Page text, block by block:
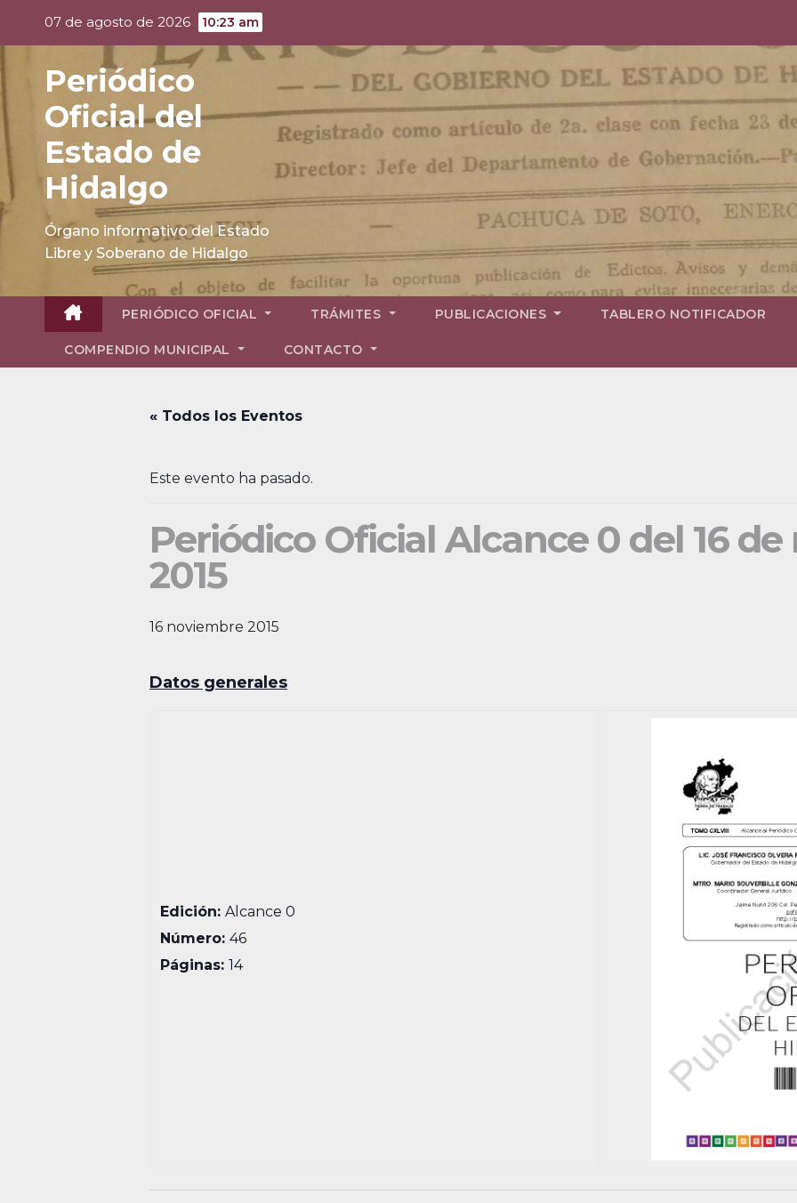
07 de agosto de 2026 10:23 am
Periódico
Oficial del
Estado de
Hidalgo
Órgano informativo del Estado
Libre y Soberano de Hidalgo
PERIÓDICO OFICIAL TRÁMITES PUBLICACIONES TABLERO NOTIFICADOR
COMPENDIO MUNICIPAL CONTACTO
« Todos los Eventos
Este evento ha pasado.
Periódico Oficial Alcance 0 del 16
2015
16 noviembre 2015
Datos generales
Edición:Alcance 0
Número:46
Páginas:14